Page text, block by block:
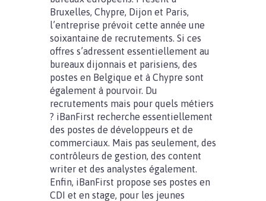
Bruxelles, Chypre, Dijon et Paris,
l’entreprise prévoit cette année une
soixantaine de recrutements. Si ces
offres s’adressent essentiellement au
bureaux dijonnais et parisiens, des
postes en Belgique et à Chypre sont
également à pourvoir. Du
recrutements mais pour quels métiers
? iBanFirst recherche essentiellement
des postes de développeurs et de
commerciaux. Mais pas seulement, des
contrôleurs de gestion, des content
writer et des analystes également.
Enfin, iBanFirst propose ses postes en
CDI et en stage, pour les jeunes